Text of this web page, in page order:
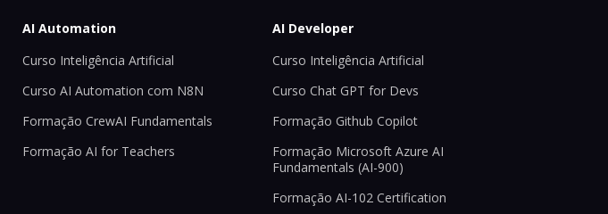
AI Automation
Curso Inteligência Artificial
Curso AI Automation com N8N
Formação CrewAI Fundamentals
Formação AI for Teachers
AI Developer
Curso Inteligência Artificial
Curso Chat GPT for Devs
Formação Github Copilot
Formação Microsoft Azure AI
Fundamentals (AI-900)
Formação AI-102 Certification